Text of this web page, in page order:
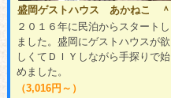
盛岡ゲストハウス あかねこ ＾
２０１６年に民泊からスタートし
ました。盛岡にゲストハウスが欲
しくてＤＩＹしながら手探りで始
めました。
（3,016円～）